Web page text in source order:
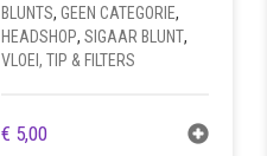
BLUNTS, GEEN CATEGORIE,
HEADSHOP, SIGAAR BLUNT,
VLOEI, TIP & FILTERS
€ 5,00